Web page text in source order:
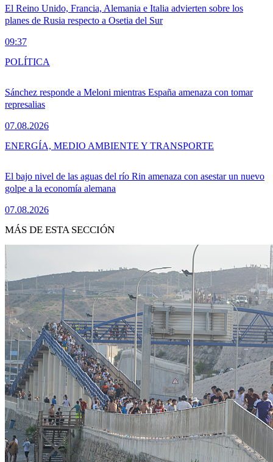
El Reino Unido, Francia, Alemania e Italia advierten sobre los
planes de Rusia respecto a Osetia del Sur
09:37
Sánchez responde a Meloni mientras España amenaza con tomar
represalias
07.08.2026
POLÍTICA
El bajo nivel de las aguas del río Rin amenaza con asestar un nuevo
golpe a la economía alemana
07.08.2026
ENERGÍA, MEDIO AMBIENTE Y TRANSPORTE
MÁS DE ESTA SECCIÓN